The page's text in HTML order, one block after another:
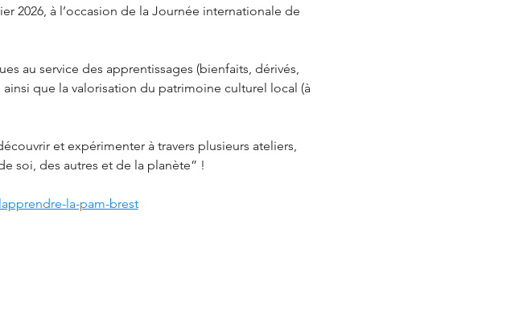
2026, à l’occasion de la Journée internationale de
au service des apprentissages (bienfaits, dérivés,
ainsi que la valorisation du patrimoine culturel local (à
et expérimenter à travers plusieurs ateliers,
soi, des autres et de la planète” !
la-pam-brest